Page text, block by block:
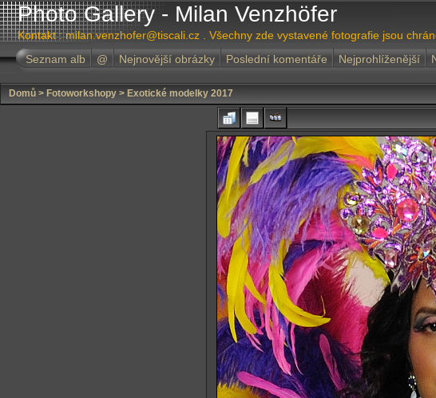
Photo Gallery - Milan Venzhöfer
Kontakt : milan.venzhofer@tiscali.cz . Všechny zde vystavené fotografie jsou
Seznam alb
@ Nejnovější obrázky Poslední komentáře Nejprohlíženější
Domů > Fotoworkshopy > Exotické modelky 2017